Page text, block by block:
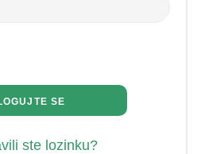
SE
ste lozinku?